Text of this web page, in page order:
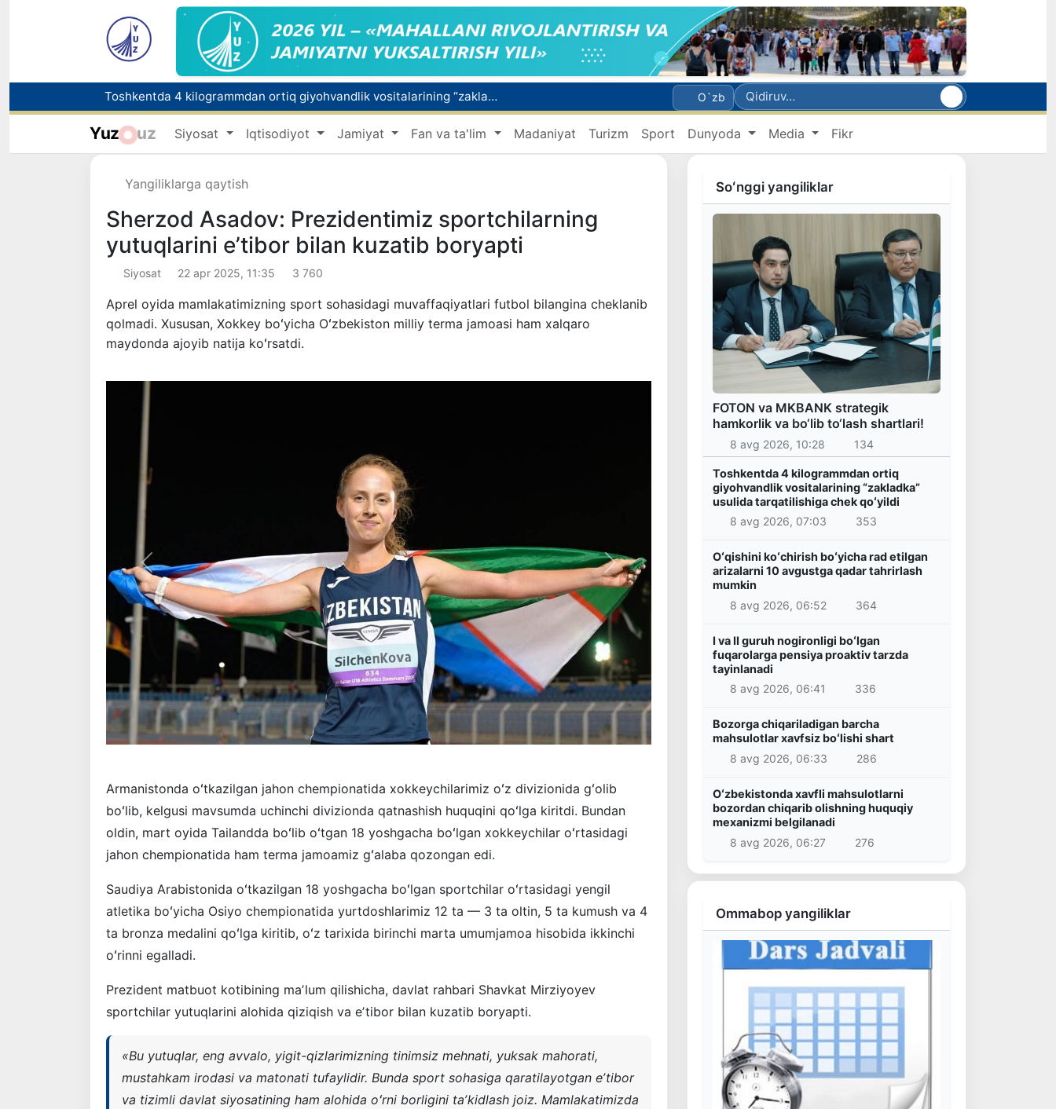
Toshkentda 4 kilogrammdan ortiq giyohvandlik vositalarining “zakladka” usulida tarqatilishiga chek qoʻyildi
Oʻqishini koʻchirish boʻyicha rad etilgan arizalarni 10 avgustga qadar tahrirlash mumkin
FOTON va MKBANK strategik hamkorlik va bo‘lib to‘lash shartlari!
O`zb
Yuz uz Siyosat Iqtisodiyot Jamiyat Fan va ta'lim Madaniyat Turizm Sport Dunyoda Media Fikr
Yangiliklarga qaytish
Sherzod Asadov: Prezidentimiz sportchilarning
yutuqlarini eʼtibor bilan kuzatib boryapti
Siyosat 22 apr 2025, 11:35 3 760
Aprel oyida mamlakatimizning sport sohasidagi muvaffaqiyatlari futbol bilangina cheklanib
qolmadi. Xususan, Xokkey boʻyicha Oʻzbekiston milliy terma jamoasi ham xalqaro
maydonda ajoyib natija koʻrsatdi.
Oldingi Keyingi
Armanistonda oʻtkazilgan jahon chempionatida xokkeychilarimiz oʻz divizionida gʻolib
boʻlib, kelgusi mavsumda uchinchi divizionda qatnashish huquqini qoʻlga kiritdi. Bundan
oldin, mart oyida Tailandda boʻlib oʻtgan 18 yoshgacha boʻlgan xokkeychilar oʻrtasidagi
jahon chempionatida ham terma jamoamiz gʻalaba qozongan edi.
Saudiya Arabistonida oʻtkazilgan 18 yoshgacha boʻlgan sportchilar oʻrtasidagi yengil
atletika boʻyicha Osiyo chempionatida yurtdoshlarimiz 12 ta — 3 ta oltin, 5 ta kumush va 4
ta bronza medalini qoʻlga kiritib, oʻz tarixida birinchi marta umumjamoa hisobida ikkinchi
oʻrinni egalladi.
Prezident matbuot kotibining maʼlum qilishicha, davlat rahbari Shavkat Mirziyoyev
sportchilar yutuqlarini alohida qiziqish va eʼtibor bilan kuzatib boryapti.
«Bu yutuqlar, eng avvalo, yigit-qizlarimizning tinimsiz mehnati, yuksak mahorati,
mustahkam irodasi va matonati tufaylidir. Bunda sport sohasiga qaratilayotgan eʼtibor
va tizimli davlat siyosatining ham alohida oʻrni borligini taʼkidlash joiz. Mamlakatimizda
Soʻnggi yangiliklar
FOTON va MKBANK strategik
hamkorlik va bo‘lib to‘lash shartlari!
8 avg 2026, 10:28 134
Toshkentda 4 kilogrammdan ortiq
giyohvandlik vositalarining “zakladka”
usulida tarqatilishiga chek qoʻyildi
8 avg 2026, 07:03
353
Oʻqishini koʻchirish boʻyicha rad etilgan
arizalarni 10 avgustga qadar tahrirlash
mumkin
8 avg 2026, 06:52
364
I va II guruh nogironligi boʻlgan
fuqarolarga pensiya proaktiv tarzda
tayinlanadi
8 avg 2026, 06:41
336
Bozorga chiqariladigan barcha
mahsulotlar xavfsiz boʻlishi shart
8 avg 2026, 06:33
286
Oʻzbekistonda xavfli mahsulotlarni
bozordan chiqarib olishning huquqiy
mexanizmi belgilanadi
8 avg 2026, 06:27
276
Ommabop yangiliklar